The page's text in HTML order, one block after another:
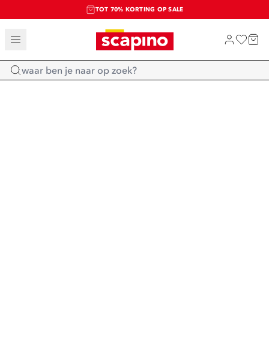
TOT 70% KORTING OP SALE
SALE: LAATSTE KANS!
SHOP NIEUW
Home